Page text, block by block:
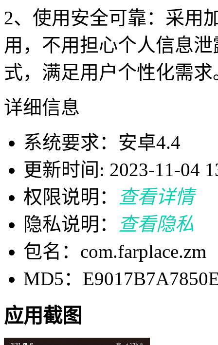
2、使用安全可靠：采用
用，不用担心个人信息
式，满足用户个性化需求
详细信息
系统要求：安卓4.4
更新时间: 2023-11-04
权限说明：
查看详情
隐私说明：
查看隐私
包名：com.farplace.zm
MD5：
应用截图